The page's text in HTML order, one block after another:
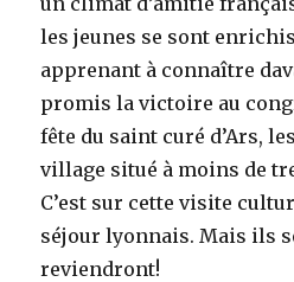
les jeunes se sont
apprenant à connaître
promis la victoire au
fête du saint curé d’Ars,
village situé à moins de
C’est sur cette visite
séjour lyonnais. Mais ils
reviendront!